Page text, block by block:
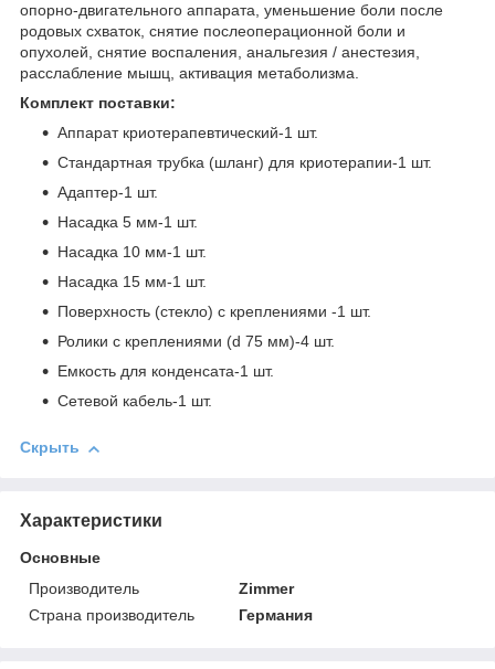
опорно-двигательного аппарата, уменьшение боли после
родовых схваток, снятие послеоперационной боли и
опухолей, снятие воспаления, анальгезия / анестезия,
расслабление мышц, активация метаболизма.
Комплект поставки:
Аппарат криотерапевтический-1 шт.
Стандартная трубка (шланг) для криотерапии-1 шт.
Адаптер-1 шт.
Насадка 5 мм-1 шт.
Насадка 10 мм-1 шт.
Насадка 15 мм-1 шт.
Поверхность (стекло) с креплениями -1 шт.
Ролики с креплениями (d 75 мм)-4 шт.
Емкость для конденсата-1 шт.
Сетевой кабель-1 шт.
Скрыть
Характеристики
Основные
Производитель
Zimmer
Страна производитель
Германия